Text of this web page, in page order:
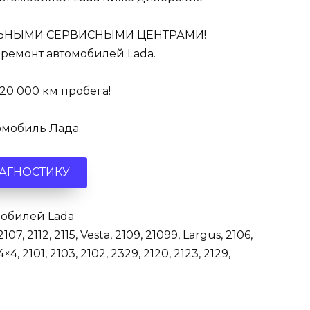
СЕРВИСНЫМИ ЦЕНТРАМИ!
автомобилей Lada.
000 км пробега!
Лада.
Lada
, 2112, 2115, Vesta, 2109, 21099, Largus, 2106,
, 2101, 2103, 2102, 2329, 2120, 2123, 2129,